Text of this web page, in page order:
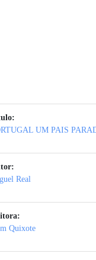
UM PAIS
Real
Quixote